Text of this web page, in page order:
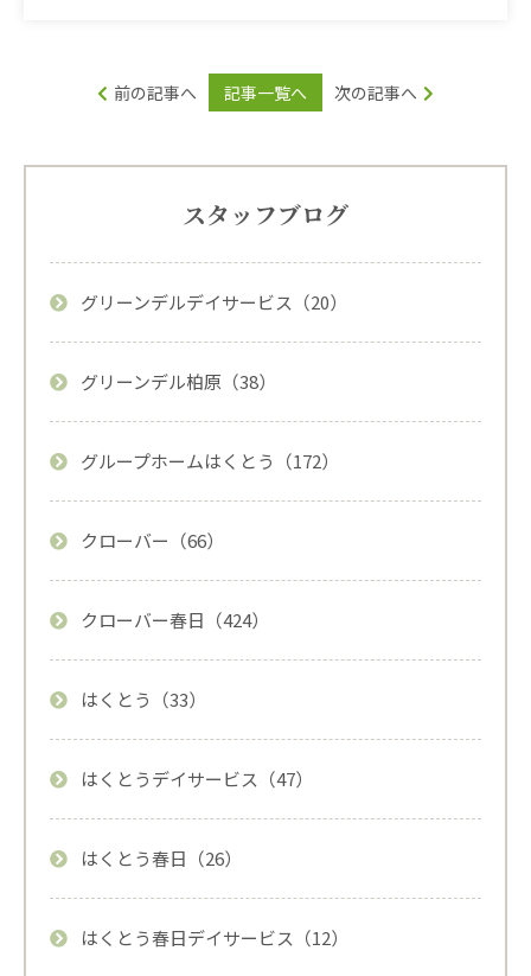
前の記事へ 記事一覧へ 次の記事へ
スタッフブログ
グリーンデルデイサービス（20）
グリーンデル柏原（38）
グループホームはくとう（172）
クローバー（66）
クローバー春日（424）
はくとう（33）
はくとうデイサービス（47）
はくとう春日（26）
はくとう春日デイサービス（12）